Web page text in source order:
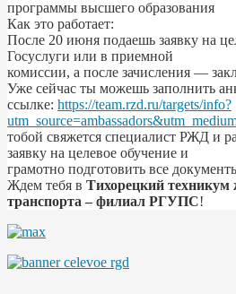
программы высшего образования
Как это работает:
После 20 июня подаешь заявку на
Госуслуги или в приемной
комиссии, а после зачисления —
Уже сейчас ты можешь заполнить
ссылке: https://team.rzd.ru/targets/info?
тобой свяжется специалист РЖД и
заявку на целевое обучение и
грамотно подготовить все
Ждем тебя в Тихорецкий техникум
транспорта – филиал РГУПС!